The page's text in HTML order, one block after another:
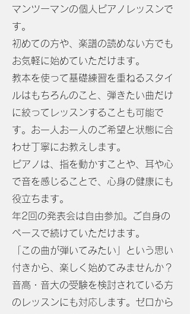
マンツーマンの個人ピアノレッスンで
す。
初めての方や、楽譜の読めない方でも
お気軽に始めていただけます。
教本を使って基礎練習を重ねるスタイ
ルはもちろんのこと、弾きたい曲だけ
に絞ってレッスンすることも可能で
す。お一人お一人のご希望と状態に合
わせ丁寧にお教えします。
ピアノは、指を動かすことや、耳や心
で音を感じることで、心身の健康にも
役立ちます。
年2回の発表会は自由参加。ご自身の
ペースで続けていただけます。
「この曲が弾いてみたい」という思い
付きから、楽しく始めてみませんか？
音高・音大の受験を検討されている方
のレッスンにも対応します。ゼロから